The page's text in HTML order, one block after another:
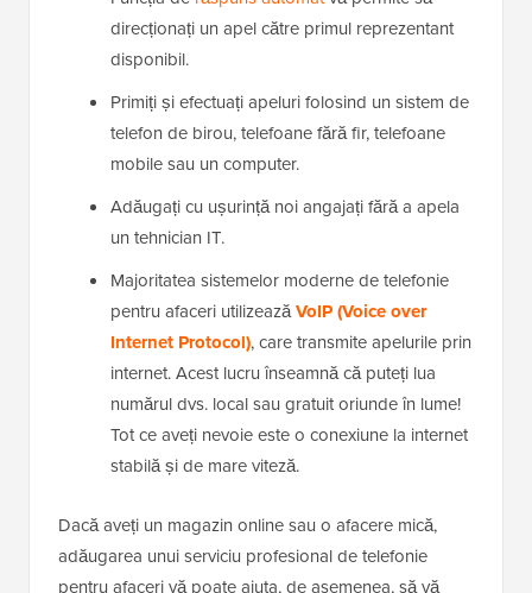
direcționați un apel către primul reprezentant
disponibil.
Primiți și efectuați apeluri folosind un sistem de
telefon de birou, telefoane fără fir, telefoane
mobile sau un computer.
Adăugați cu ușurință noi angajați fără a apela
un tehnician IT.
Majoritatea sistemelor moderne de telefonie
pentru afaceri utilizeazăVoIP (Voice over
Internet Protocol), care transmite apelurile prin
internet. Acest lucru înseamnă că puteți lua
numărul dvs. local sau gratuit oriunde în lume!
Tot ce aveți nevoie este o conexiune la internet
stabilă și de mare viteză.
Dacă aveți un magazin online sau o afacere mică,
adăugarea unui serviciu profesional de telefonie
pentru afaceri vă poate ajuta, de asemenea, să vă